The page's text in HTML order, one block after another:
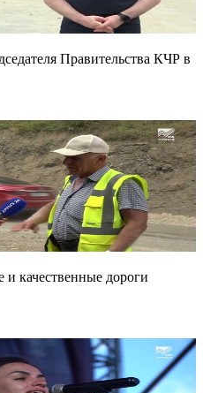
Правительства КЧР в
и качественные дороги